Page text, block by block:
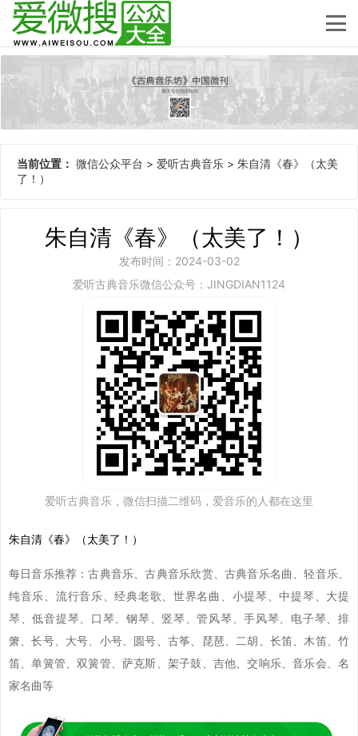
当前位置： 微信公众平台 > 爱听古典音乐 > 朱自清《春》（太美
了！）
朱自清《春》（太美了！）
发布时间：2024-03-02
爱听古典音乐微信公众号：JINGDIAN1124
爱听古典音乐，微信扫描二维码，爱音乐的人都在这里
朱自清《春》（太美了！）
每日音乐推荐：古典音乐、古典音乐欣赏、古典音乐名曲、轻音乐、
纯音乐、流行音乐、经典老歌、世界名曲、小提琴、中提琴、大提
琴、低音提琴、口琴、钢琴、竖琴、管风琴、手风琴、电子琴、排
箫、长号、大号、小号、圆号、古筝、琵琶、二胡、长笛、木笛、竹
笛、单簧管、双簧管、萨克斯、架子鼓、吉他、交响乐、音乐会、名
家名曲等